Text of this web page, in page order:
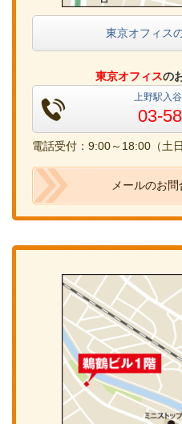
東京オフィス
東京オフィスの
上野駅入
03-
電話受付：9:00～18:00（土
メールのお